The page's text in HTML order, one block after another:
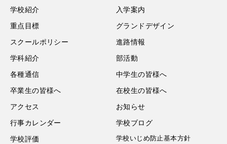
学校紹介
入学案内
重点目標
グランドデザイン
スクールポリシー
進路情報
学科紹介
部活動
各種通信
中学生の皆様へ
卒業生の皆様へ
在校生の皆様へ
アクセス
お知らせ
行事カレンダー
学校ブログ
学校評価
学校いじめ防止基本方針